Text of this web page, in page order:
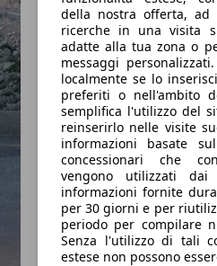
della nostra offerta,
ricerche in una visita
adatte alla tua zona o
messaggi
localmente se lo
preferiti o nell'ambito
semplifica l'utilizzo del
reinserirlo nelle visite
informazioni basate
concessionari che
vengono utilizzati
informazioni fornite
per 30 giorni e per
periodo per compilare
Senza l'utilizzo di tali
estese non possono